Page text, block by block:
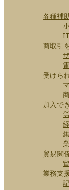
各種補
商取引
受けら
加入で
貿易関
業務支